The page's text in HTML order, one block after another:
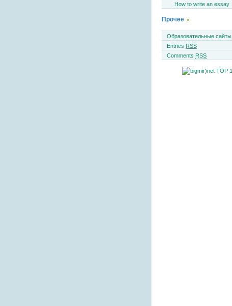
How to write an essay
Прочее
Образовательные сайты
Entries RSS
Comments RSS